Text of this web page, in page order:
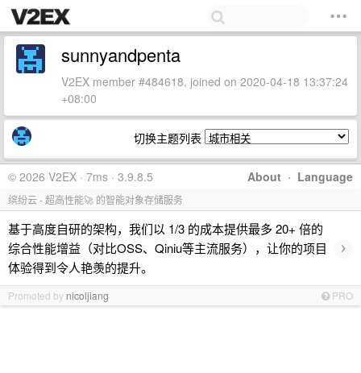
sunnyandpenta
V2EX member #484618, joined on 2020-04-18 13:37:24
+08:00
切换主题列表
About · Language
© 2026 V2EX · 7ms · 3.9.8.5
缤纷云 - 超高性能🚀 的智能对象存储服务
基于高度自研的架构，我们以 1/3 的成本提供最多 20+ 倍的
综合性能增益（对比OSS、Qiniu等主流服务），让你的项目
体验得到令人艳羡的提升。
›
Promoted by nicoljiang PRO